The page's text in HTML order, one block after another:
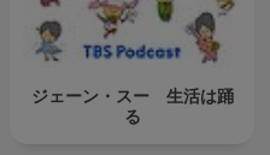
ジェーン・スー 生活は踊
る